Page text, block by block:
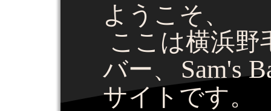
ようこそ、
ここは横浜
バー、
Sam's
サイトです。